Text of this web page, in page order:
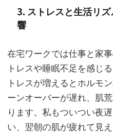
3. ストレスと生活リ
響
在宅ワークでは仕事と家
トレスや睡眠不足を感じ
トレスが増えるとホルモ
ーンオーバーが遅れ、肌
ります。私もついつい夜
い、翌朝の肌が疲れて見